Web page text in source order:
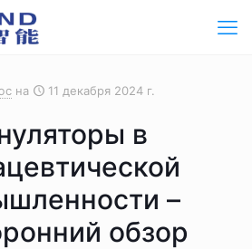
на 11 декабря 2024 г.
в
–
обзор